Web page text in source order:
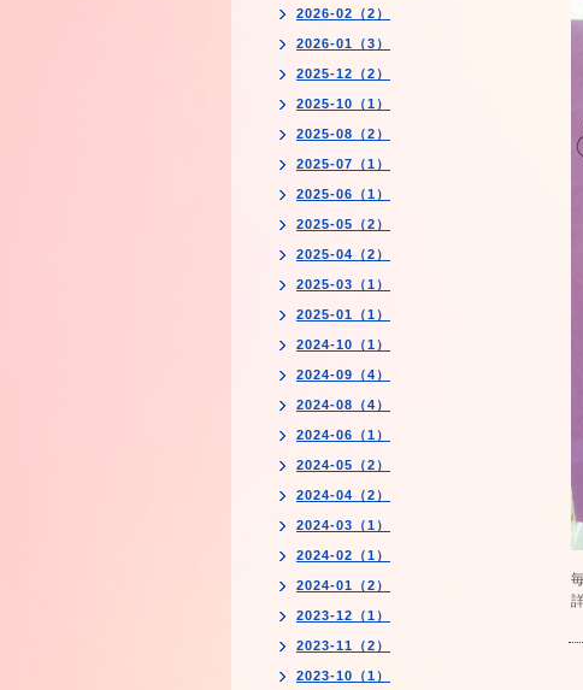
2026-02（2）
2026-01（3）
2025-12（2）
2025-10（1）
2025-08（2）
2025-07（1）
2025-06（1）
2025-05（2）
2025-04（2）
2025-03（1）
2025-01（1）
2024-10（1）
2024-09（4）
2024-08（4）
2024-06（1）
2024-05（2）
2024-04（2）
2024-03（1）
2024-02（1）
2024-01（2）
2023-12（1）
2023-11（2）
2023-10（1）